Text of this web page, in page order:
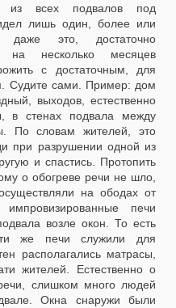
всех подвалов под
лишь один, более или
даже это, достаточно
на несколько месяцев
с достаточным, для
Судите сами. Пример: дом
выходов, естественно
в стенах подвала между
По словам жителей, это
при разрушении одной из
и спастись. Протопить
о обогреве речи не шло,
на ободах от
печи
возле окон. То есть
же печи служили для
располагались матрасы,
жителей. Естественно о
слишком много людей
Окна снаружи были